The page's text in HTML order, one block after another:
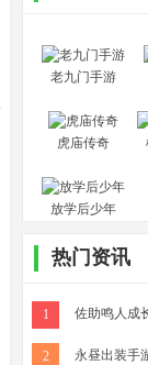
老九门手游
虎庙传奇
放学后少年
热门资讯
1 佐助鸣人成
2 永昼出装手